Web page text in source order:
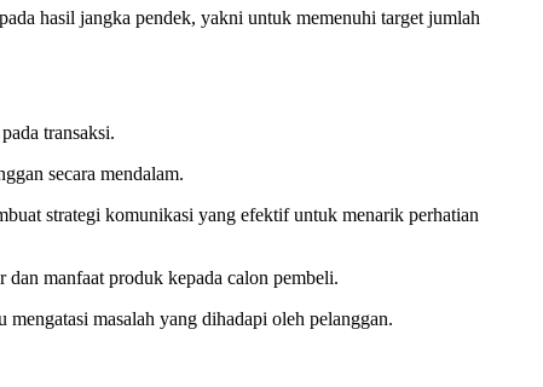
hasil jangka pendek, yakni untuk memenuhi target jumlah
transaksi.
secara mendalam.
strategi komunikasi yang efektif untuk menarik perhatian
manfaat produk kepada calon pembeli.
masalah yang dihadapi oleh pelanggan.